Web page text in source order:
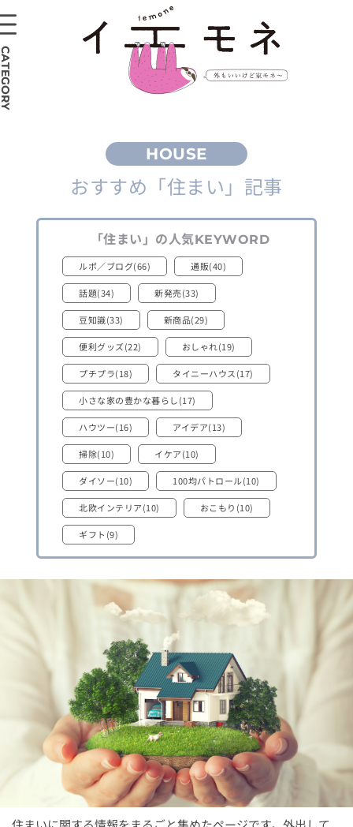
おすすめ 「住まい」 記事
「住まい」 の人気KEYWORD
ルポ／ブログ(66) 通販(40)
話題(34) 新発売(33)
豆知識(33) 新商品(29)
便利グッズ(22) おしゃれ(19)
プチプラ(18) タイニーハウス(17)
小さな家の豊かな暮らし(17)
ハウツー(16) アイデア(13)
掃除(10) イケア(10)
ダイソー(10) 100均パトロール(10)
北欧インテリア(10) おこもり(10)
ギフト(9)